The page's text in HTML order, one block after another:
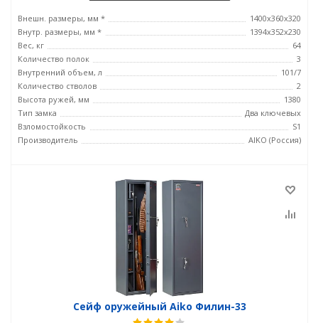
Внешн. размеры, мм *
1400x360x320
Внутр. размеры, мм *
1394x352x230
Вес, кг
64
Количество полок
3
Внутренний объем, л
101/7
Количество стволов
2
Высота ружей, мм
1380
Тип замка
Два ключевых
Взломостойкость
S1
Производитель
AIKO (Россия)
Сейф оружейный Aiko Филин-33